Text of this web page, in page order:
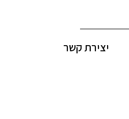
יצירת קשר